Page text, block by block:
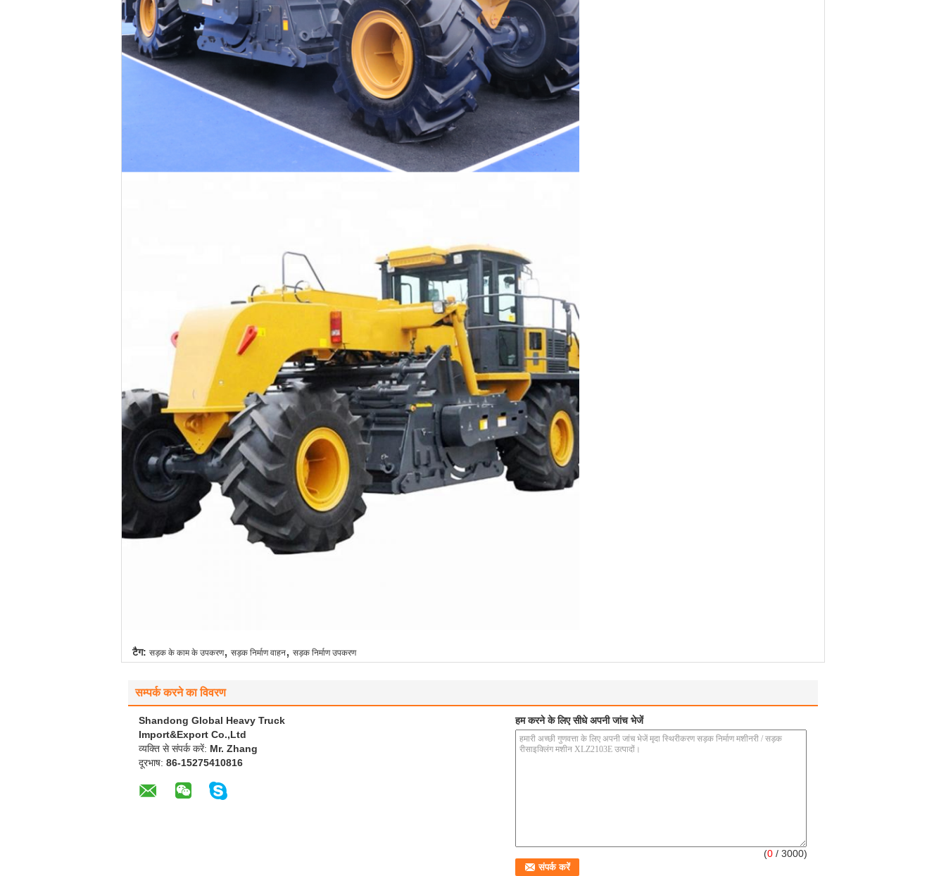
टैग: सड़क के काम के उपकरण, सड़क निर्माण वाहन, सड़क निर्माण उपकरण
सम्पर्क करने का विवरण
Shandong Global Heavy Truck
Import&Export Co.,Ltd
व्यक्ति से संपर्क करें: Mr. Zhang
दूरभाष: 86-15275410816
हम करने के लिए सीधे अपनी जांच भेजें
(0 / 3000)